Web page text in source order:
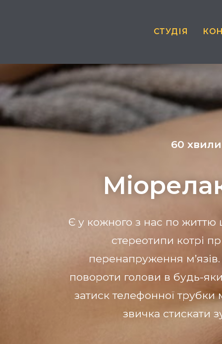
СТУДІЯ
60
Є у кожного з нас по життю
стереотипи котрі
перенапруження
повороти голови в будь-
затиск телефонної трубки
звичка стискати